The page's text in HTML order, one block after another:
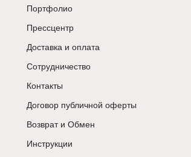
Портфолио
Прессцентр
Доставка и оплата
Сотрудничество
Контакты
Договор публичной оферты
Возврат и Обмен
Инструкции